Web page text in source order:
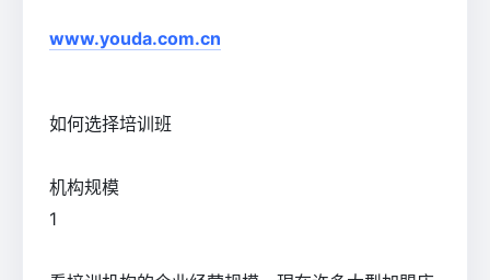
www.youda.com.cn
如何选择培训班
机构规模
1